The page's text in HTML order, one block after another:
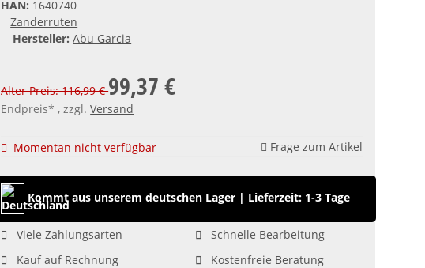
HAN: 1640740
Zanderruten
Hersteller: Abu Garcia
Alter Preis: 116,99 €99,37 €
Endpreis* , zzgl.Versand
Momentan nicht verfügbar Frage zum Artikel
Kommt aus unserem deutschen Lager | Lieferzeit: 1-3 Tage
Viele Zahlungsarten
Schnelle Bearbeitung
Kauf auf Rechnung
Kostenfreie Beratung